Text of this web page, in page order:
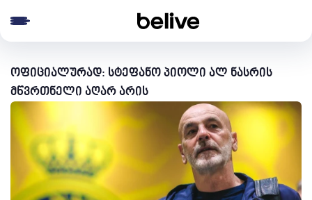
ოფიციალურად: სტეფანო პიოლი ალ ნასრის
მწვრთნელი აღარ არის